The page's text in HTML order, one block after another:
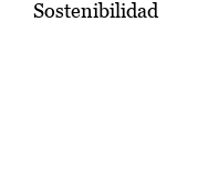
Sostenibilidad